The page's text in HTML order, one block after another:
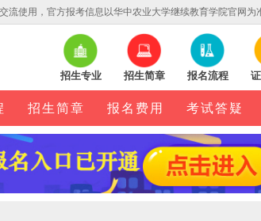
使用，官方报考信息以华中农业大学继续教育学院官网为
招生专业 招生简章 报名流程
招生简章 报名费用 考试答疑